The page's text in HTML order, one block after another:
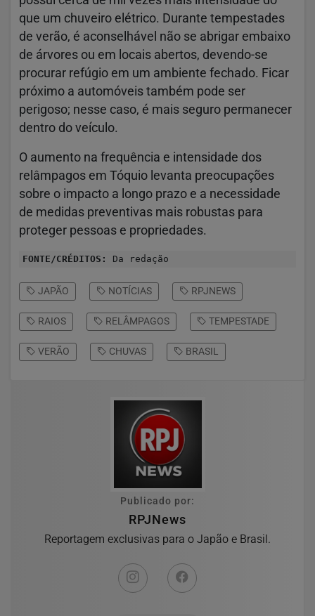
que um chuveiro elétrico. Durante tempestades
de verão, é aconselhável não se abrigar embaixo
de árvores ou em locais abertos, devendo-se
procurar refúgio em um ambiente fechado. Ficar
próximo a automóveis também pode ser
perigoso; nesse caso, é mais seguro permanecer
dentro do veículo.
O aumento na frequência e intensidade dos
relâmpagos em Tóquio levanta preocupações
sobre o impacto a longo prazo e a necessidade
de medidas preventivas mais robustas para
proteger pessoas e propriedades.
FONTE/CRÉDITOS: Da redação
JAPÃO NOTÍCIAS RPJNEWS
RAIOS RELÂMPAGOS TEMPESTADE
VERÃO CHUVAS BRASIL
Publicado por:
RPJNews
Reportagem exclusivas para o Japão e Brasil.